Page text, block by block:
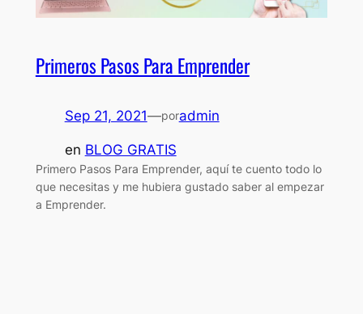
Primeros Pasos Para Emprender
Sep 21, 2021—poradmin
en BLOG GRATIS
Primero Pasos Para Emprender, aquí te cuento todo lo
que necesitas y me hubiera gustado saber al empezar
a Emprender.